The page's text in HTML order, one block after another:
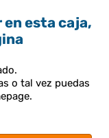
esta caja,
o tal vez puedas